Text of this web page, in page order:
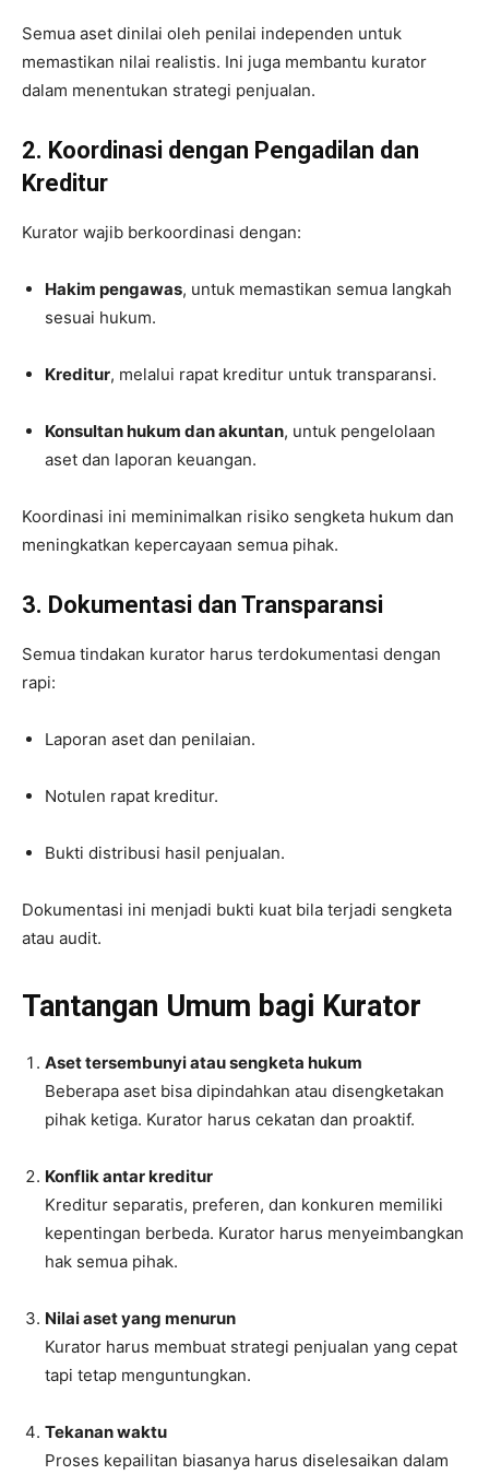
Semua aset dinilai oleh penilai independen untuk
memastikan nilai realistis. Ini juga membantu kurator
dalam menentukan strategi penjualan.
2. Koordinasi dengan Pengadilan dan
Kreditur
Kurator wajib berkoordinasi dengan:
Hakim pengawas, untuk memastikan semua langkah
sesuai hukum.
Kreditur, melalui rapat kreditur untuk transparansi.
Konsultan hukum dan akuntan, untuk pengelolaan
aset dan laporan keuangan.
Koordinasi ini meminimalkan risiko sengketa hukum dan
meningkatkan kepercayaan semua pihak.
3. Dokumentasi dan Transparansi
Semua tindakan kurator harus terdokumentasi dengan
rapi:
Laporan aset dan penilaian.
Notulen rapat kreditur.
Bukti distribusi hasil penjualan.
Dokumentasi ini menjadi bukti kuat bila terjadi sengketa
atau audit.
Tantangan Umum bagi Kurator
Aset tersembunyi atau sengketa hukum
Beberapa aset bisa dipindahkan atau disengketakan
pihak ketiga. Kurator harus cekatan dan proaktif.
Konflik antar kreditur
Kreditur separatis, preferen, dan konkuren memiliki
kepentingan berbeda. Kurator harus menyeimbangkan
hak semua pihak.
Nilai aset yang menurun
Kurator harus membuat strategi penjualan yang cepat
tapi tetap menguntungkan.
Tekanan waktu
Proses kepailitan biasanya harus diselesaikan dalam